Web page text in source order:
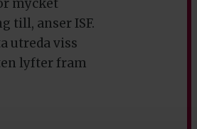
mycket
till, anser ISF.
utreda viss
lyfter fram